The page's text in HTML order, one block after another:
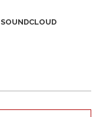
SOUNDCLOUD